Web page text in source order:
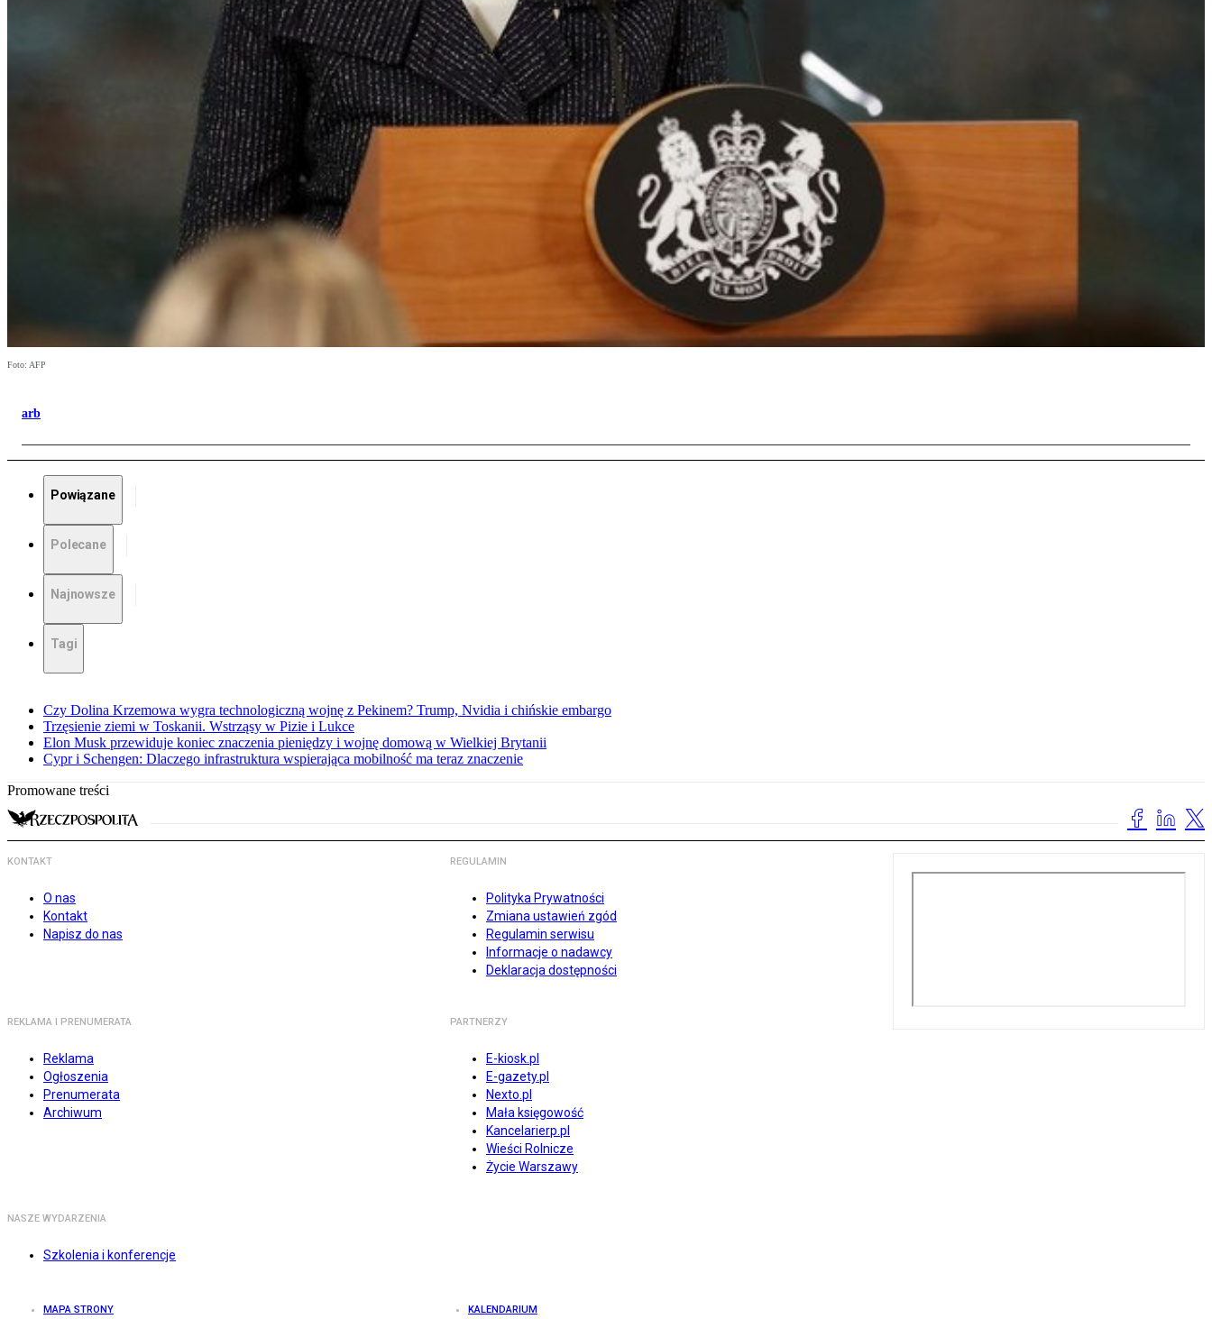
Foto: AFP
arb
Powiązane
Polecane
Najnowsze
Tagi
Czy Dolina Krzemowa wygra technologiczną wojnę z Pekinem? Trump, Nvidia i chińskie embargo
Trzęsienie ziemi w Toskanii. Wstrząsy w Pizie i Lukce
Elon Musk przewiduje koniec znaczenia pieniędzy i wojnę domową w Wielkiej Brytanii
Cypr i Schengen: Dlaczego infrastruktura wspierająca mobilność ma teraz znaczenie
Promowane treści
KONTAKT
O nas
Kontakt
Napisz do nas
REGULAMIN
Polityka Prywatności
Zmiana ustawień zgód
Regulamin serwisu
Informacje o nadawcy
Deklaracja dostępności
REKLAMA I PRENUMERATA
Reklama
Ogłoszenia
Prenumerata
Archiwum
PARTNERZY
E-kiosk.pl
E-gazety.pl
Nexto.pl
Mała księgowość
Kancelarierp.pl
Wieści Rolnicze
Życie Warszawy
NASZE WYDARZENIA
Szkolenia i konferencje
MAPA STRONY KALENDARIUM